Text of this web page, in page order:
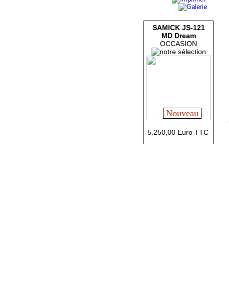
SAMICK JS-121
MD Dream
OCCASION
Nouveau
5.250,00 Euro TTC